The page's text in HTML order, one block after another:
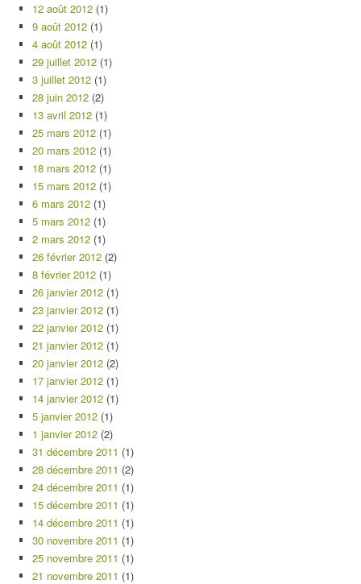
12 août 2012 (1)
9 août 2012 (1)
4 août 2012 (1)
29 juillet 2012 (1)
3 juillet 2012 (1)
28 juin 2012 (2)
13 avril 2012 (1)
25 mars 2012 (1)
20 mars 2012 (1)
18 mars 2012 (1)
15 mars 2012 (1)
6 mars 2012 (1)
5 mars 2012 (1)
2 mars 2012 (1)
26 février 2012 (2)
8 février 2012 (1)
26 janvier 2012 (1)
23 janvier 2012 (1)
22 janvier 2012 (1)
21 janvier 2012 (1)
20 janvier 2012 (2)
17 janvier 2012 (1)
14 janvier 2012 (1)
5 janvier 2012 (1)
1 janvier 2012 (2)
31 décembre 2011 (1)
28 décembre 2011 (2)
24 décembre 2011 (1)
15 décembre 2011 (1)
14 décembre 2011 (1)
30 novembre 2011 (1)
25 novembre 2011 (1)
21 novembre 2011 (1)